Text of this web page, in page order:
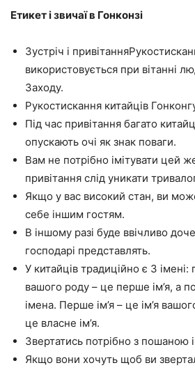
Етикет і звичаї в Гонконзі
Зустріч і
використовується при вітанні
Заходу.
Рукостискання китайців
Під час привітання багато
опускають очі як знак поваги.
Вам не потрібно імітувати цей
привітання слід уникати
Якщо у вас високий стан, ви
себе іншим гостям.
В іншому разі буде ввічливо
господарі представлять.
У китайців традиційно є 3 імені:
вашого роду – це перше ім’я, а
імена. Перше ім’я – це ім’я
це власне ім’я.
Звертатись потрібно з пошаною
Якщо вони хочуть щоб ви